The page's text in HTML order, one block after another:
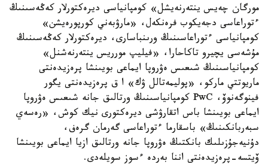
مورگان چەيس ينتەرنەيشل» كومپانياسى ديرەكتورلار كەڭەسىنىڭ
ءتوراعاسى دجەيكوب فرەنكەل، «مارۋبەني كورپورەيشن»
كومپانياسى ءتوراعاسىنىڭ ورىنباسارى، ديرەكتورلار كەڭەسىنىڭ
مۇشەسى يچيرو تاكاحارا، «فيليپ مورريس ينتەرنەشنل»
كومپانياسىنىڭ شىعىس ەۋروپا ايماعى بويىنشا پرەزيدەنتى
ماريوتتي ماركو، «پوليمەتالل ۋك» ا ق پرەزيدەنتى يگور
فينوگەنوۆ، PwC كومپانياسىنىڭ ورتالىق جانە شىعىس ەۋروپا
ايماعى بويىنشا باس اتقارۋشى ديرەكتورى نيك كوش، «رەسەي
سبەربانكىنىڭ» باسقارما ءتوراعاسى گەرمان گرەف،
دۇنيەجۇزىلىك بانكتىڭ ەۋروپا جانە ورتالىق ازيا ايماعى بويىنشا
ۆيتسە-پرەزيدەنتى اننا بەردە ءسوز سويلەدى.